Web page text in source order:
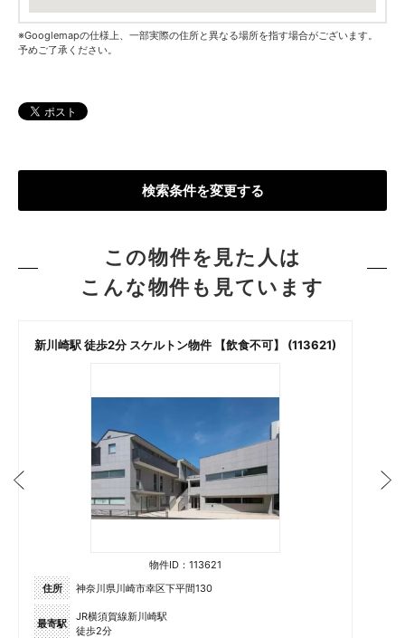
※Googlemapの仕様上、一部実際の住所と異なる場所を指す場合がございます。
予めご了承ください。
検索条件を変更する
この物件を見た人は
こんな物件も見ています
新川崎駅 徒歩2分 スケルトン物件 【飲食不可】 (113621)
物件ID：113621
住所
神奈川県川崎市幸区下平間130
最寄駅
JR横須賀線新川崎駅
徒歩2分